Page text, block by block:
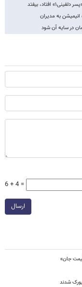
افتاد، بیفتد
انیمیشن‌ به مدیران
در سایه آن شود
6 + 4 =
ارسال
جان»
شدند